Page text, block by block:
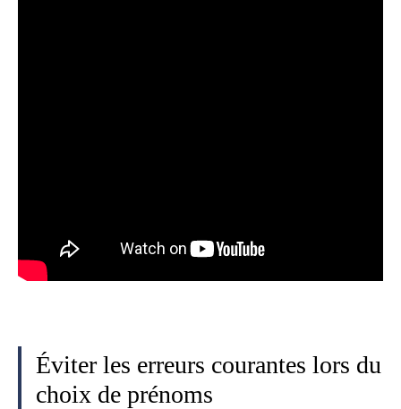
Éviter les erreurs courantes lors du
choix de prénoms